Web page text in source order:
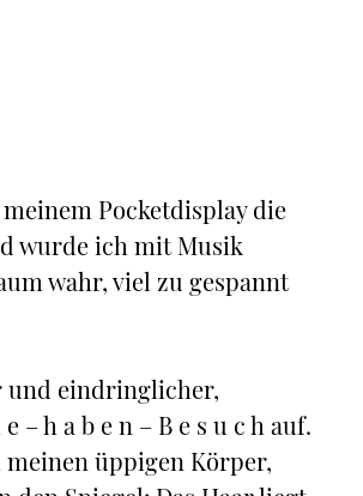
Pocketdisplay die
wurde ich mit Musik
wahr, viel zu gespannt
und eindringlicher,
h a b e n – B e s u c h auf.
üppigen Körper,